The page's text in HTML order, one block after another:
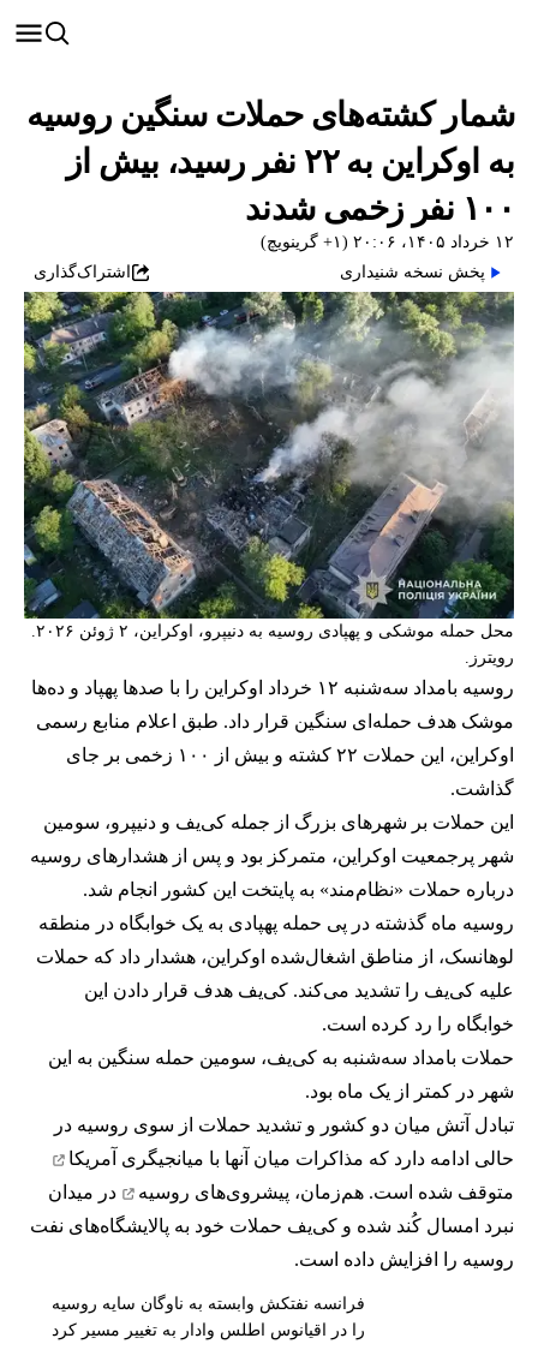
شمار کشته‌های حملات سنگین روسیه
به اوکراین به ۲۲ نفر رسید، بیش از
۱۰۰ نفر زخمی شدند
۱۲ خرداد ۱۴۰۵، ۲۰:۰۶ (‎+۱ گرینویچ)
پخش نسخه شنیداری
اشتراک‌گذاری
رویترز.
روسیه بامداد سه‌شنبه ۱۲ خرداد اوکراین را با صدها پهپاد و ده‌ها
موشک هدف حمله‌ای سنگین قرار داد. طبق اعلام منابع رسمی
اوکراین، این حملات ۲۲ کشته و بیش از ۱۰۰ زخمی بر جای
گذاشت.
این حملات بر شهرهای بزرگ از جمله کی‌یف و دنیپرو، سومین
شهر پرجمعیت اوکراین، متمرکز بود و پس از هشدارهای روسیه
درباره حملات «نظام‌مند» به پایتخت این کشور انجام شد.
روسیه ماه گذشته در پی حمله پهپادی به یک خوابگاه در منطقه
لوهانسک، از مناطق اشغال‌شده اوکراین، هشدار داد که حملات
علیه کی‌یف را تشدید می‌کند. کی‌یف هدف قرار دادن این
خوابگاه را رد کرده است.
حملات بامداد سه‌شنبه به کی‌یف، سومین حمله سنگین به این
شهر در کمتر از یک ماه بود.
تبادل آتش میان دو کشور و تشدید حملات از سوی روسیه در
حالی ادامه دارد که مذاکرات میان آنها با میانجیگری آمریکا
متوقف شده است. هم‌زمان، پیشروی‌های روسیه
در میدان
نبرد امسال کُند شده و کی‌یف حملات خود به پالایشگاه‌های نفت
روسیه را افزایش داده است.
فرانسه نفتکش وابسته به ناوگان سایه روسیه
را در اقیانوس اطلس وادار به تغییر مسیر کرد